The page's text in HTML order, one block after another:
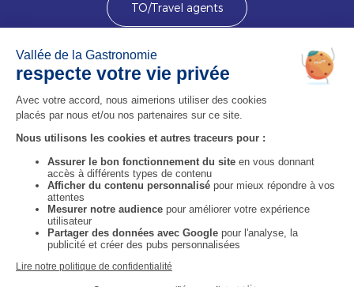
TO/Travel agents
Devenez membre
Image
ImageImageImage
Image Image